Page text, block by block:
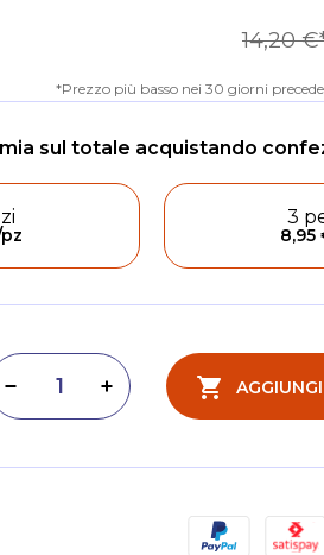
14,20 €
Prezzo più basso nei 30 giorni
3
8,95
Aumenta quantità
Diminuisci quantità